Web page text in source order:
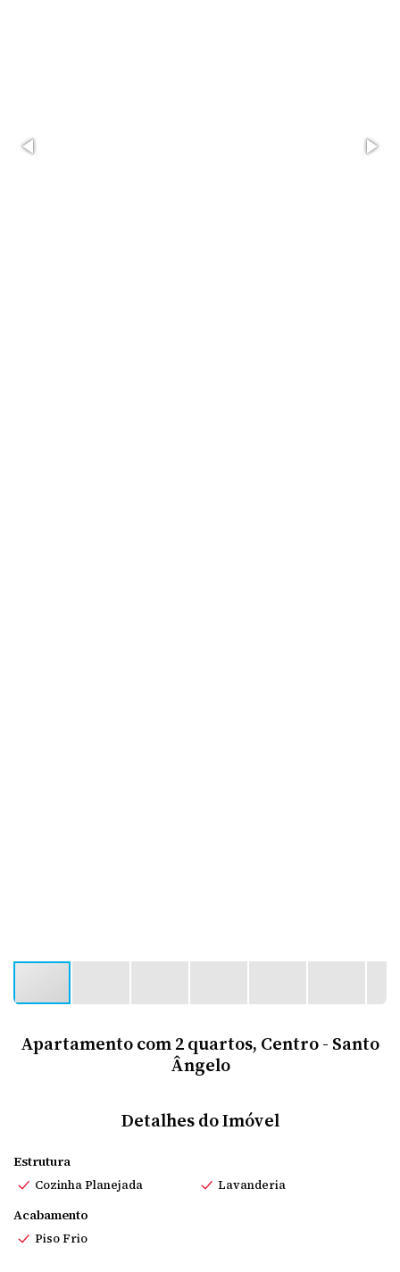
Apartamento com 2 quartos, Centro - Santo
Ângelo
Detalhes do Imóvel
Estrutura
Cozinha Planejada Lavanderia
Acabamento
Piso Frio